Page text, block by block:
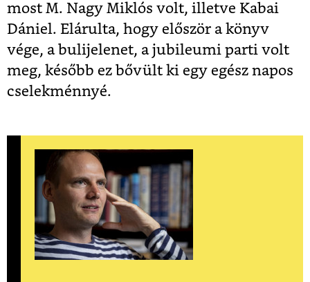
most M. Nagy Miklós volt, illetve Kabai
Dániel. Elárulta, hogy először a könyv
vége, a bulijelenet, a jubileumi parti volt
meg, később ez bővült ki egy egész napos
cselekménnyé.